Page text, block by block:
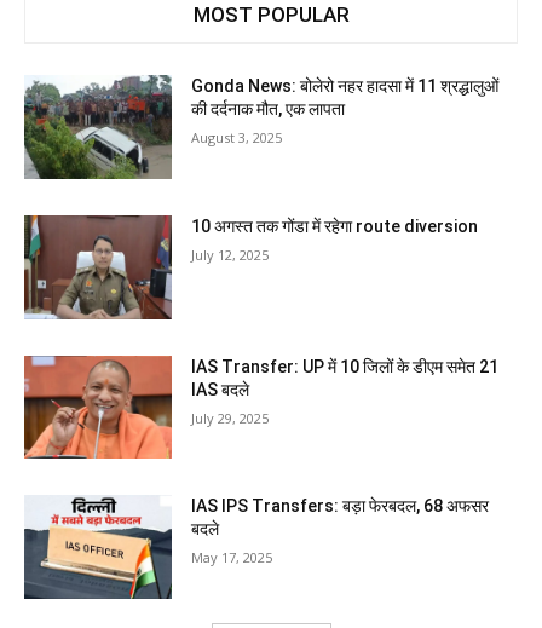
MOST POPULAR
Gonda News: बोलेरो नहर हादसा में 11 श्रद्धालुओं
की दर्दनाक मौत, एक लापता
August 3, 2025
10 अगस्त तक गोंडा में रहेगा route diversion
July 12, 2025
IAS Transfer: UP में 10 जिलों के डीएम समेत 21
IAS बदले
July 29, 2025
IAS IPS Transfers: बड़ा फेरबदल, 68 अफसर
बदले
May 17, 2025